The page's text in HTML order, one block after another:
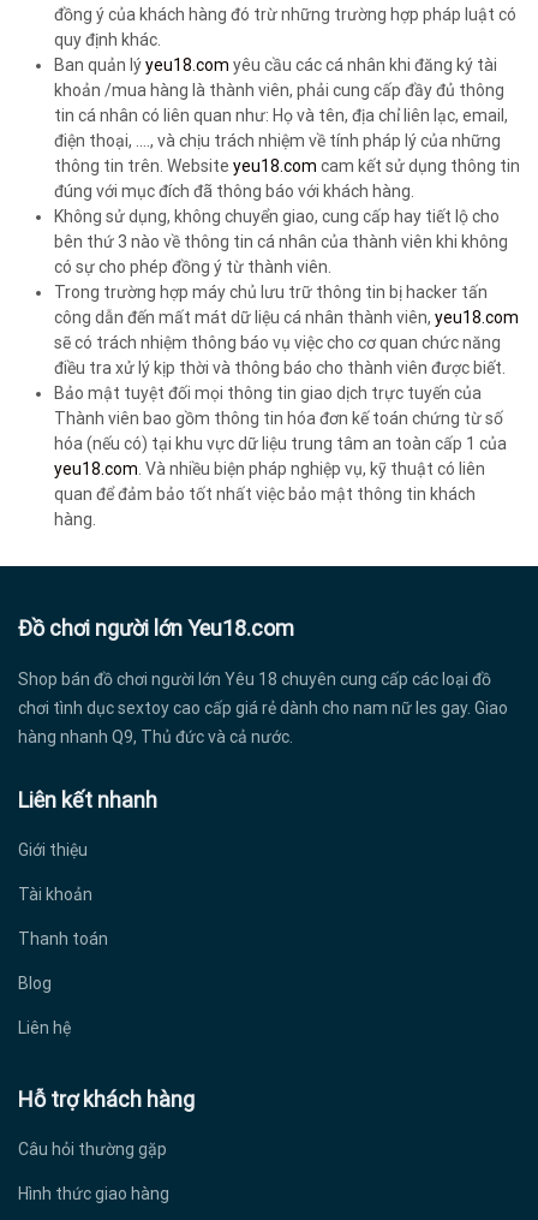
đồng ý của khách hàng đó trừ những trường hợp pháp luật có
quy định khác.
Ban quản lýyeu18.com yêu cầu các cá nhân khi đăng ký tài
khoản /mua hàng là thành viên, phải cung cấp đầy đủ thông
tin cá nhân có liên quan như: Họ và tên, địa chỉ liên lạc, email,
điện thoại, …., và chịu trách nhiệm về tính pháp lý của những
thông tin trên. Website yeu18.com cam kết sử dụng thông tin
đúng với mục đích đã thông báo với khách hàng.
Không sử dụng, không chuyển giao, cung cấp hay tiết lộ cho
bên thứ 3 nào về thông tin cá nhân của thành viên khi không
có sự cho phép đồng ý từ thành viên.
Trong trường hợp máy chủ lưu trữ thông tin bị hacker tấn
công dẫn đến mất mát dữ liệu cá nhân thành viên, yeu18.com
sẽ có trách nhiệm thông báo vụ việc cho cơ quan chức năng
điều tra xử lý kịp thời và thông báo cho thành viên được biết.
Bảo mật tuyệt đối mọi thông tin giao dịch trực tuyến của
Thành viên bao gồm thông tin hóa đơn kế toán chứng từ số
hóa (nếu có) tại khu vực dữ liệu trung tâm an toàn cấp 1 của
yeu18.com . Và nhiều biện pháp nghiệp vụ, kỹ thuật có liên
quan để đảm bảo tốt nhất việc bảo mật thông tin khách
hàng.
Đồ chơi người lớn Yeu18.com
Shop bán đồ chơi người lớn Yêu 18 chuyên cung cấp các loại đồ
chơi tình dục sextoy cao cấp giá rẻ dành cho nam nữ les gay. Giao
hàng nhanh Q9, Thủ đức và cả nước.
Liên kết nhanh
Giới thiệu
Tài khoản
Thanh toán
Blog
Liên hệ
Hỗ trợ khách hàng
Câu hỏi thường gặp
Hình thức giao hàng